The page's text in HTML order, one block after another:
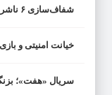
شفاف‌سازی ۶ ناشر بورسی در سامانه کدال
خیانت امنیتی و
سریال «هفت»؛